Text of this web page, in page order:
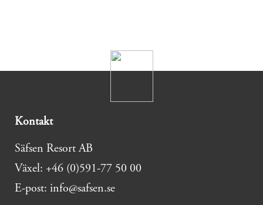
Kontakt
Säfsen Resort AB
Växel: +46 (0)591-77 50 00
E-post: info@safsen.se